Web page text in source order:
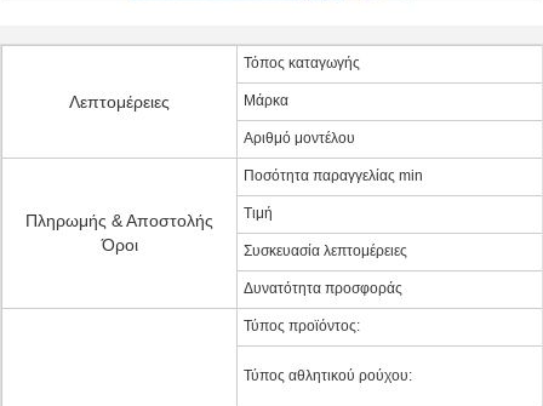
Λεπτομέρειες
Τόπος καταγωγής
Μάρκα
Αριθμό μοντέλου
Πληρωμής & Αποστολής
Όροι
Ποσότητα παραγγελίας min
Τιμή
Συσκευασία λεπτομέρειες
Δυνατότητα προσφοράς
Τύπος προϊόντος:
Τύπος αθλητικού ρούχου: